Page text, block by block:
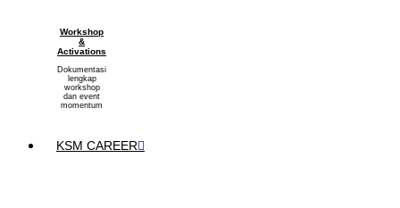
Workshop
&
Activations
Dokumentasi
lengkap
workshop
dan event
momentum
KSM CAREER